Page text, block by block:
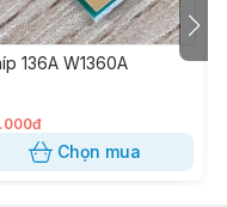
136A W1360A
Chọn mua